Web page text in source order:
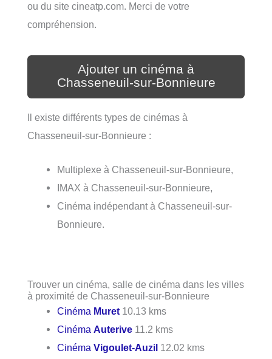
ou du site cineatp.com. Merci de votre
compréhension.
Ajouter un cinéma à
Chasseneuil-sur-Bonnieure
Il existe différents types de cinémas à
Chasseneuil-sur-Bonnieure :
Multiplexe à Chasseneuil-sur-Bonnieure,
IMAX à Chasseneuil-sur-Bonnieure,
Cinéma indépendant à Chasseneuil-sur-
Bonnieure.
Trouver un cinéma, salle de cinéma dans les villes
à proximité de Chasseneuil-sur-Bonnieure
Cinéma Muret 10.13 kms
CinémaAuterive 11.2 kms
CinémaVigoulet-Auzil 12.02 kms